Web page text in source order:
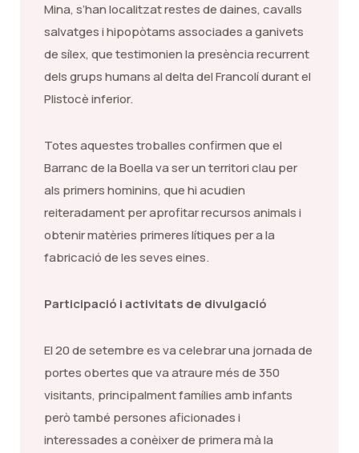
Mina, s’han localitzat restes de daines, cavalls
salvatges i hipopòtams associades a ganivets
de sílex, que testimonien la presència recurrent
dels grups humans al delta del Francolí durant el
Plistocè inferior.
Totes aquestes troballes confirmen que el
Barranc de la Boella va ser un territori clau per
als primers hominins, que hi acudien
reiteradament per aprofitar recursos animals i
obtenir matèries primeres lítiques per a la
fabricació de les seves eines.
Participació i activitats de divulgació
El 20 de setembre es va celebrar una jornada de
portes obertes que va atraure més de 350
visitants, principalment famílies amb infants
però també persones aficionades i
interessades a conèixer de primera mà la